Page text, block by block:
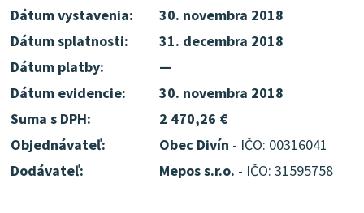
Dátum vystavenia:
30. novembra 2018
Dátum splatnosti:
31. decembra 2018
Dátum platby:
—
Dátum evidencie:
30. novembra 2018
Suma s DPH:
2 470,26 €
Objednávateľ:
Obec Divín - IČO: 00316041
Dodávateľ:
Mepos s.r.o. - IČO: 31595758